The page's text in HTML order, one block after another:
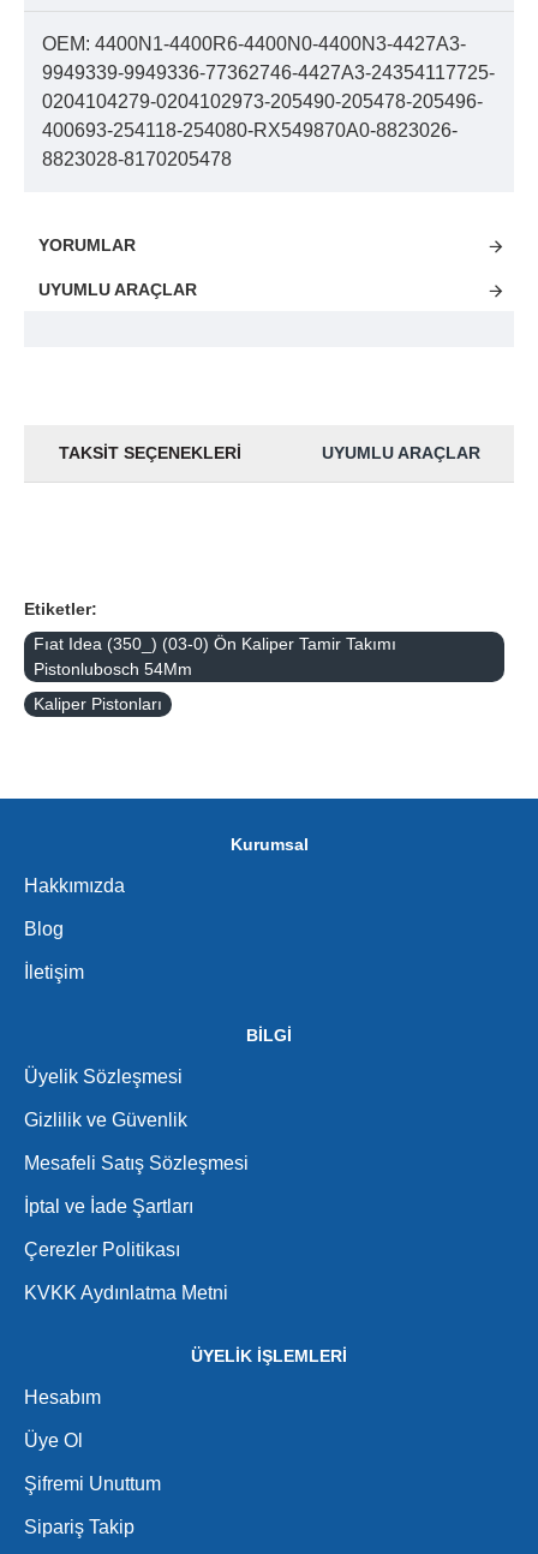
OEM: 4400N1-4400R6-4400N0-4400N3-4427A3-
9949339-9949336-77362746-4427A3-24354117725-
0204104279-0204102973-205490-205478-205496-
400693-254118-254080-RX549870A0-8823026-
8823028-8170205478
YORUMLAR
UYUMLU ARAÇLAR
TAKSIT SEÇENEKLERI UYUMLU ARAÇLAR
Etiketler:
Fıat Idea (350_) (03-0) Ön Kaliper Tamir Takımı
Pistonlubosch 54Mm
Kaliper Pistonları
Kurumsal
Hakkımızda
Blog
İletişim
BİLGİ
Üyelik Sözleşmesi
Gizlilik ve Güvenlik
Mesafeli Satış Sözleşmesi
İptal ve İade Şartları
Çerezler Politikası
KVKK Aydınlatma Metni
ÜYELİK İŞLEMLERİ
Hesabım
Üye Ol
Şifremi Unuttum
Sipariş Takip